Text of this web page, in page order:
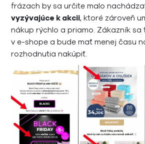
frázach by sa určite malo
vyzývajúce k akcii, ktoré zároveň
nákup rýchlo a priamo. Zákazník
v e-shope a bude mať menej času
rozhodnutia nakúpiť.